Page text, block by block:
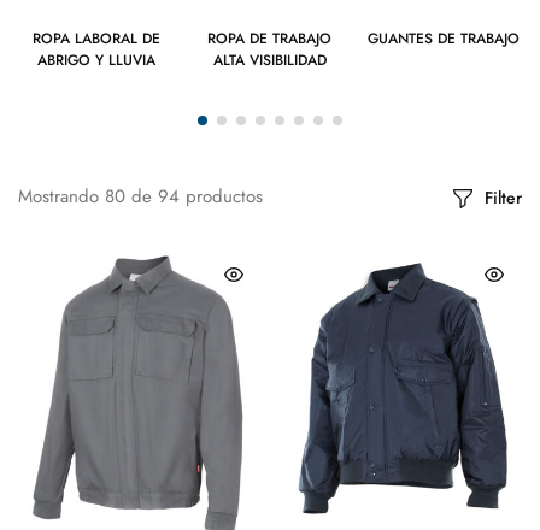
ROPA LABORAL DE
ABRIGO Y LLUVIA
ROPA DE TRABAJO
ALTA VISIBILIDAD
GUANTES DE TRABAJO
Mostrando 80 de 94 productos Filter